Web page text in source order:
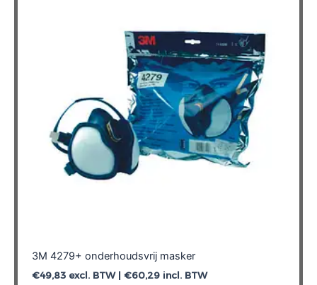
3M 4279+ onderhoudsvrij masker
€49,83excl. BTW | €60,29incl. BTW